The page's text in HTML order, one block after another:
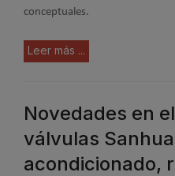
conceptuales.
Leer más ...
Novedades en
válvulas
acondicionado,